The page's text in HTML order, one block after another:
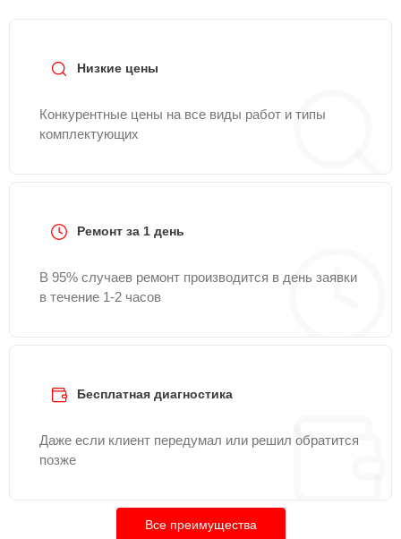
Низкие цены
Конкурентные цены на все виды работ и типы
комплектующих
Ремонт за 1 день
В 95% случаев ремонт производится в день заявки
в течение 1-2 часов
Бесплатная диагностика
Даже если клиент передумал или решил обратится
позже
Все преимущества